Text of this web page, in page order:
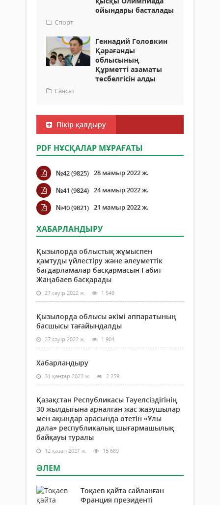
ойындары басталады
Спорт
Геннадий Головкин
Қарағанды
облысының
Құрметті азаматы
төсбелгісін алды
Саясат
Пікір қалдыру
PDF НҰСҚАЛАР МҰРАҒАТЫ
№42 (9825) 28 мамыр 2022 ж.
№41 (9824) 24 мамыр 2022 ж.
№40 (9821) 21 мамыр 2022 ж.
ХАБАРЛАНДЫРУ
Қызылорда облыстық жұмыспен
қамтуды үйлестіру және әлеуметтік
бағдарламалар басқармасын Ғабит
Жаңабаев басқарады
27 сәуір 2022 ж. 1 549
Қызылорда облысы әкімі аппаратының
басшысы тағайындалды
27 сәуір 2022 ж. 1 904
Хабарландыру
31 қаңтар 2022 ж. 2 259
Қазақстан Республикасы Тәуелсіздігінің
30 жылдығына арналған жас жазушылар
мен ақындар арасында өтетін «Ұлы
дала» республикалық шығармашылық
байқауы туралы
12 қазан 2021 ж. 15 689
ӘЛЕМ
Тоқаев қайта сайланған
Франция президенті